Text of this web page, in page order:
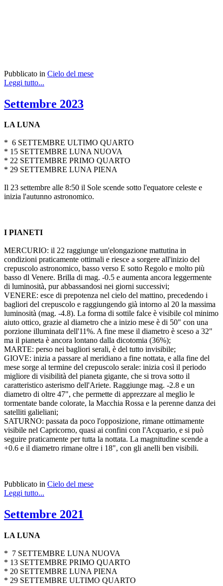
Pubblicato in Cielo del mese
Leggi tutto...
Settembre 2023
LA LUNA
* 6 SETTEMBRE ULTIMO QUARTO
* 15 SETTEMBRE LUNA NUOVA
* 22 SETTEMBRE PRIMO QUARTO
* 29 SETTEMBRE LUNA PIENA
Il 23 settembre alle 8:50 il Sole scende sotto l'equatore celeste e
inizia l'autunno astronomico.
I PIANETI
MERCURIO: il 22 raggiunge un'elongazione mattutina in
condizioni praticamente ottimali e riesce a sorgere all'inizio del
crepuscolo astronomico, basso verso E sotto Regolo e molto più
basso dl Venere. Brilla di mag. -0.5 e aumenta ancora leggermente
di luminosità, pur abbassandosi nei giorni successivi;
VENERE: esce di prepotenza nel cielo del mattino, precedendo i
bagliori del crepuscolo e raggiungendo già intorno al 20 la massima
luminosità (mag. -4.8). La forma di sottile falce è visibile col minimo
aiuto ottico, grazie al diametro che a inizio mese è di 50" con una
porzione illuminata dell'11%. A fine mese il diametro è sceso a 32"
ma il pianeta è ancora lontano dalla dicotomia (36%);
MARTE: perso nei bagliori serali, è del tutto invisibile;
GIOVE: inizia a passare al meridiano a fine nottata, e alla fine del
mese sorge al termine del crepuscolo serale: inizia così il periodo
migliore di visibilità del pianeta gigante, che si trova sotto il
caratteristico asterismo dell'Ariete. Raggiunge mag. -2.8 e un
diametro di oltre 47", che permette di apprezzare al meglio le
tormentate bande colorate, la Macchia Rossa e la perenne danza dei
satelliti galieliani;
SATURNO: passata da poco l'opposizione, rimane ottimamente
visibile nel Capricorno, quasi ai confini con l'Acquario, e si può
seguire praticamente per tutta la nottata. La magnitudine scende a
+0.6 e il diametro rimane oltre i 18", con gli anelli ben visibili.
Pubblicato in Cielo del mese
Leggi tutto...
Settembre 2021
LA LUNA
* 7 SETTEMBRE LUNA NUOVA
* 13 SETTEMBRE PRIMO QUARTO
* 20 SETTEMBRE LUNA PIENA
* 29 SETTEMBRE ULTIMO QUARTO